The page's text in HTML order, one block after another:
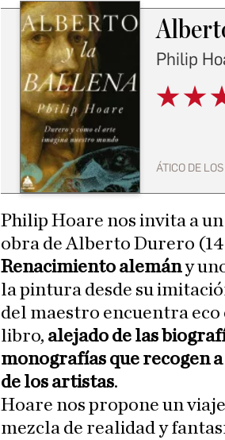
ÁTICO DE
Philip
Philip Hoare nos invita a
obra de Alberto Durero
Renacimiento alemány
la pintura desde su
del maestro encuentra
libro, alejado de las
monografías que recogen
de los artistas.
Hoare nos propone un
mezcla de realidad y